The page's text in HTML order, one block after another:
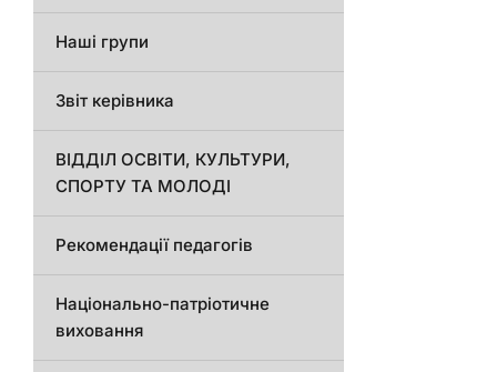
Наші групи
Звіт керівника
ВІДДІЛ ОСВІТИ, КУЛЬТУРИ,
СПОРТУ ТА МОЛОДІ
Рекомендації педагогів
Національно-патріотичне
виховання